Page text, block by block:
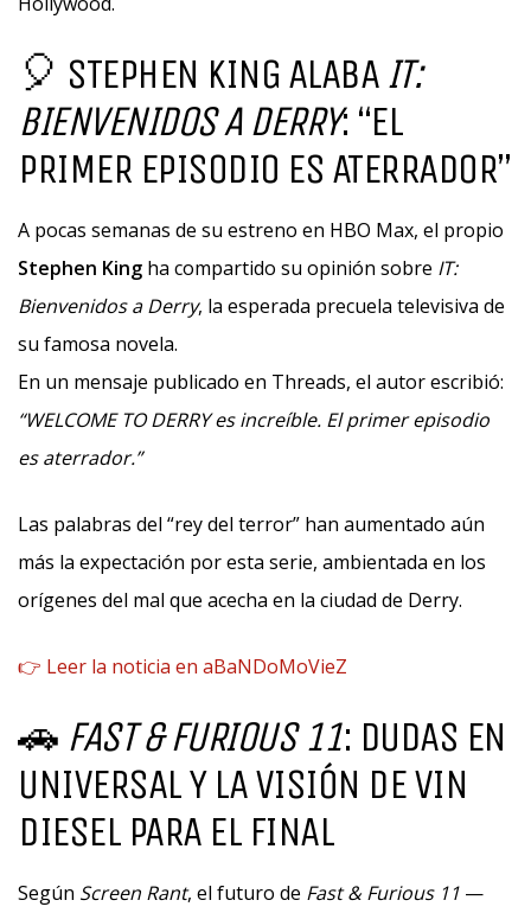
🎈 STEPHEN KING ALABAIT:
BIENVENIDOS A DERRY: “EL
PRIMER EPISODIO ES ATERRADOR”
A pocas semanas de su estreno en HBO Max, el propio
Stephen King ha compartido su opinión sobre IT:
Bienvenidos a Derry, la esperada precuela televisiva de
su famosa novela.
En un mensaje publicado en Threads, el autor escribió:
“WELCOME TO DERRY es increíble. El primer episodio
es aterrador.”
Las palabras del “rey del terror” han aumentado aún
más la expectación por esta serie, ambientada en los
orígenes del mal que acecha en la ciudad de Derry.
👉 Leer la noticia en aBaNDoMoVieZ
🚗 FAST & FURIOUS 11: DUDAS EN
UNIVERSAL Y LA VISIÓN DE VIN
DIESEL PARA EL FINAL
Según Screen Rant, el futuro de Fast & Furious 11 —